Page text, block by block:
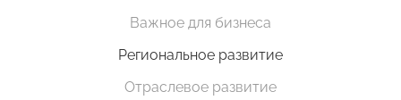
Важное для бизнеса
Региональное развитие
Отраслевое развитие